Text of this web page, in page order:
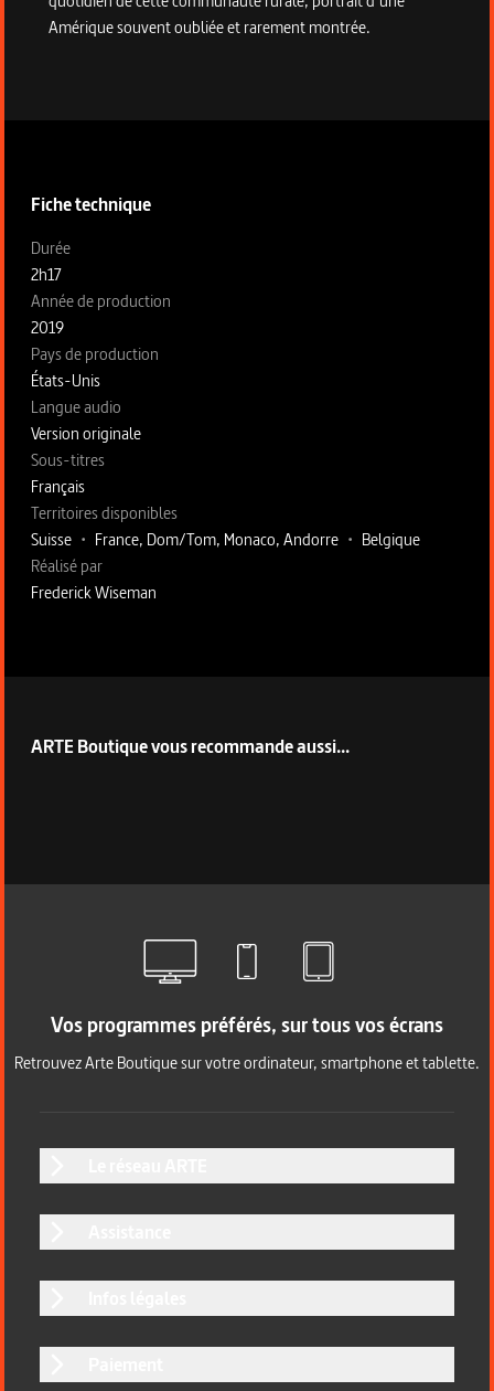
Amérique souvent oubliée et rarement montrée.
Fiche technique
Fiche technique section gauche
Durée
2h17
Année de production
2019
Pays de production
États-Unis
Langue audio
Version originale
Sous-titres
Français
Territoires disponibles
Suisse • France, Dom/Tom, Monaco, Andorre • Belgique
Fiche technique section droite
Réalisé par
Frederick Wiseman
ARTE Boutique vous recommande aussi...
Vos programmes préférés, sur tous vos écrans
Retrouvez Arte Boutique sur votre ordinateur, smartphone et tablette.